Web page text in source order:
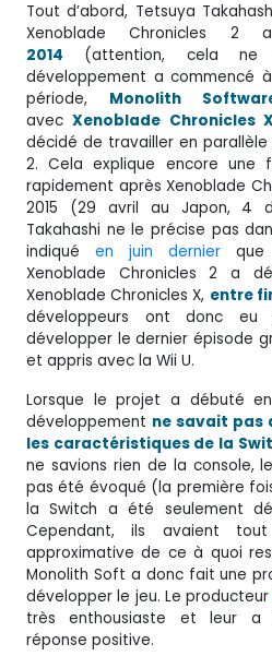
Tout d’abord, Tetsuya
Xenoblade Chronicles 2
2014 (attention, cela ne
développement a commencé
période, Monolith
avecXenoblade Chronicles
décidé de travailler en parallèle
2. Cela explique encore une
rapidement après Xenoblade
2015 (29 avril au Japon, 4
Takahashi ne le précise pas
indiqué en juin dernier que
Xenoblade Chronicles 2 a
Xenoblade Chronicles X, entre
développeurs ont donc
développer le dernier épisode
et appris avec la Wii U.
Lorsque le projet a débuté
développement ne savait pas
les caractéristiques de la
ne savions rien de la console,
pas été évoqué (la première
la Switch a été seulement
Cependant, ils avaient
approximative de ce à quoi
Monolith Soft a donc fait une
développer le jeu. Le producteur
très enthousiaste et leur a
réponse positive.